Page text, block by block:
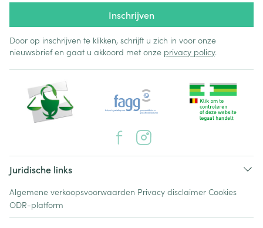
Inschrijven
Door op inschrijven te klikken, schrijft u zich in voor onze
nieuwsbrief en gaat u akkoord met onze privacy policy.
Juridische links
Algemene verkoopsvoorwaarden Privacy disclaimer Cookies
ODR-platform